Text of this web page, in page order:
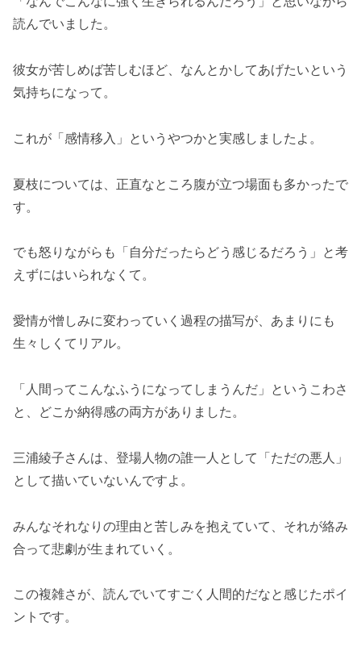
読んでいました。
彼女が苦しめば苦しむほど、なんとかしてあげたいという
気持ちになって。
これが「感情移入」というやつかと実感しましたよ。
夏枝については、正直なところ腹が立つ場面も多かったで
す。
でも怒りながらも「自分だったらどう感じるだろう」と考
えずにはいられなくて。
愛情が憎しみに変わっていく過程の描写が、あまりにも
生々しくてリアル。
「人間ってこんなふうになってしまうんだ」というこわさ
と、どこか納得感の両方がありました。
三浦綾子さんは、登場人物の誰一人として「ただの悪人」
として描いていないんですよ。
みんなそれなりの理由と苦しみを抱えていて、それが絡み
合って悲劇が生まれていく。
この複雑さが、読んでいてすごく人間的だなと感じたポイ
ントです。